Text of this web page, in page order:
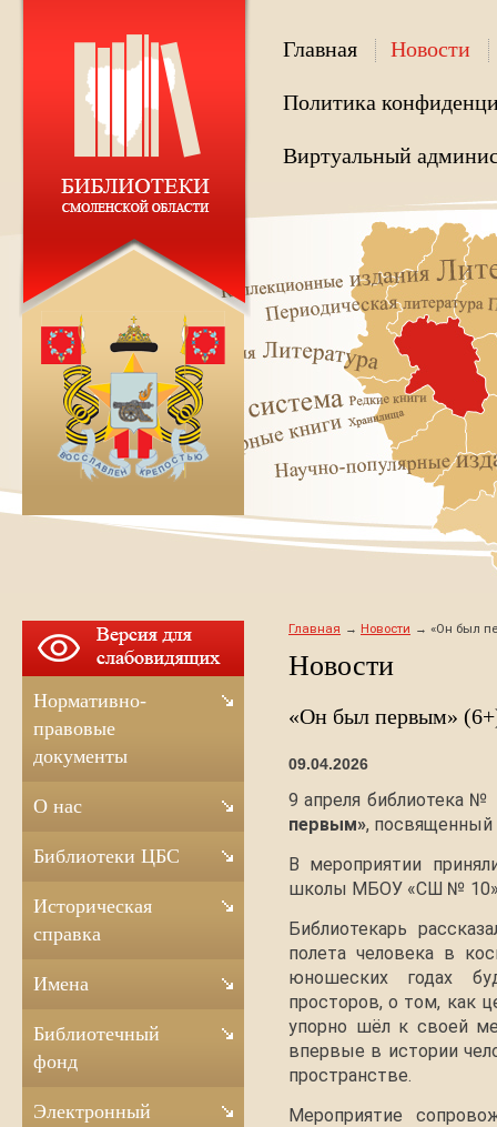
Главная Новости
Политика
Виртуальный
Главная Новости «Он был
Новости
«Он был первым»
09.04.2026
9 апреля библиотека
первым», посвященный
В мероприятии
школы МБОУ «СШ №
Библиотекарь
полета человека в
юношеских годах
просторов, о том, как
упорно шёл к своей
впервые в истории
пространстве.
Мероприятие
Нормативно-
правовые
документы
О нас
Библиотеки ЦБС
Историческая
справка
Имена
Библиотечный
фонд
Электронный